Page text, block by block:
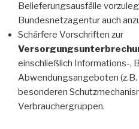
Belieferungsausfälle
Bundesnetzagentur auch
Schärfere Vorschriften zur
einschließlich Informations-,
Abwendungsangeboten
besonderen
Verbrauchergruppen.